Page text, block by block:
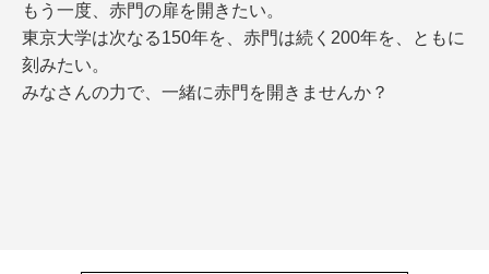
もう一度、赤門の扉を開きたい。
東京大学は次なる150年を、赤門は続く200年を、ともに
刻みたい。
みなさんの力で、一緒に赤門を開きませんか？